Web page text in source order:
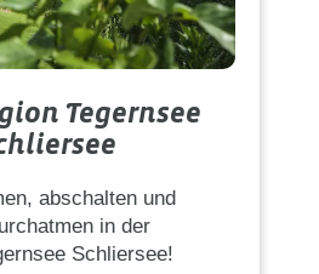
Tegernsee
abschalten und
in der
Schliersee!